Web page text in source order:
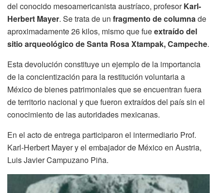
del conocido mesoamericanista austríaco, profesorKarl-
Herbert Mayer. Se trata de un fragmento de columnade
aproximadamente 26 kilos, mismo que fueextraído del
sitio arqueológico de Santa Rosa Xtampak, Campeche.
Esta devolución constituye un ejemplo de la importancia
de la concientización para la restitución voluntaria a
México de bienes patrimoniales que se encuentran fuera
de territorio nacional y que fueron extraídos del país sin el
conocimiento de las autoridades mexicanas.
En el acto de entrega participaron el intermediario Prof.
Karl-Herbert Mayer y el embajador de México en Austria,
Luis Javier Campuzano Piña.